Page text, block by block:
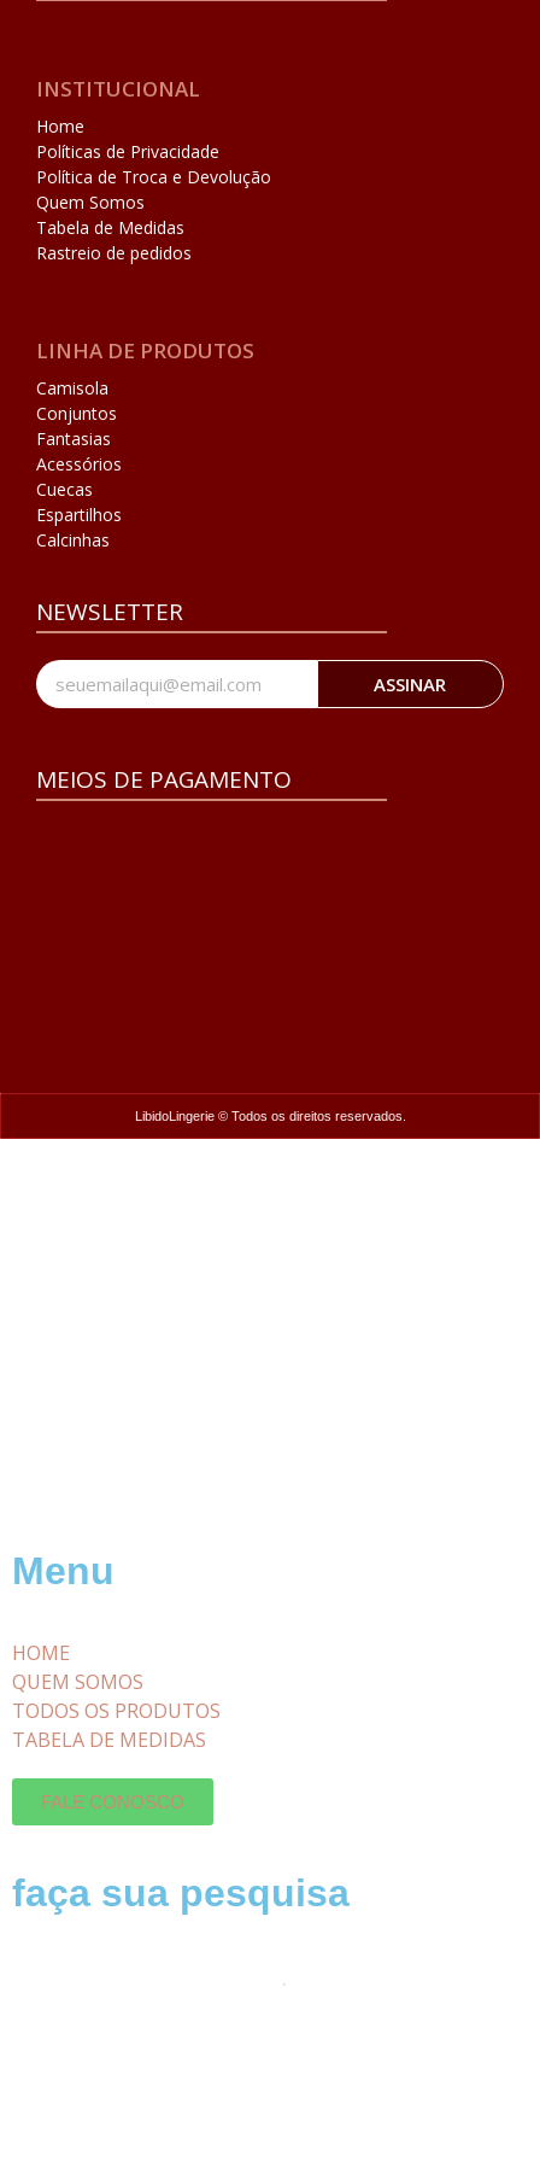
INSTITUCIONAL
Home
Políticas de Privacidade
Política de Troca e Devolução
Quem Somos
Tabela de Medidas
Rastreio de pedidos
LINHA DE PRODUTOS
Camisola
Conjuntos
Fantasias
Acessórios
Cuecas
Espartilhos
Calcinhas
NEWSLETTER
ASSINAR
MEIOS DE PAGAMENTO
LibidoLingerie © Todos os direitos reservados.
Menu
HOME
QUEM SOMOS
TODOS OS PRODUTOS
TABELA DE MEDIDAS
FALE CONOSCO
faça sua pesquisa